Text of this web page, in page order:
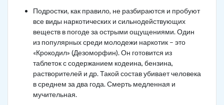
Подростки, как правило, не разбираются и пробуют
все виды наркотических и сильнодействующих
веществ в погоде за острыми ощущениями. Один
из популярных среди молодежи наркотик – это
«Крокодил» (Дезоморфин). Он готовится из
таблеток с содержанием кодеина, бензина,
растворителей и др. Такой состав убивает человека
в среднем за два года. Смерть медленная и
мучительная.